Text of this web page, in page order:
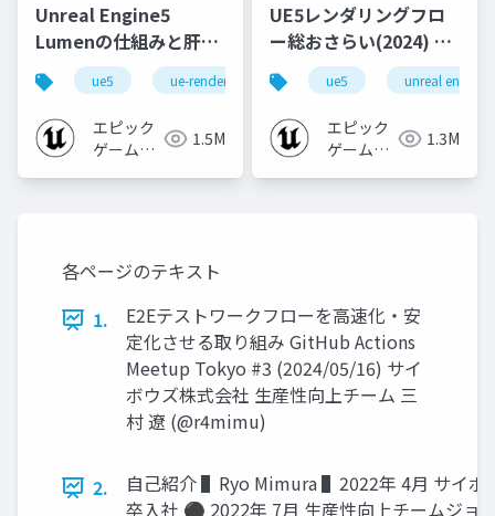
Unreal Engine5
Lumenの仕組みと肝心
なところ
ue5 ue-rendering ue-lumen
エピック
ゲームズ
1.5M
UE5レンダリングフロ
ー総おさらい(2024) 基
礎編！
[CEDEC+KYUSHU
2024]
ue5 unreal engine
エピック
ゲームズ
1.3M
各ページのテキスト
1.
E2Eテストワークフローを高速化・安
定化させる取り組み GitHub Actions
Meetup Tokyo #3 (2024/05/16) サイ
ボウズ株式会社 生産性向上チーム 三
村 遼 (@r4mimu)
2.
自己紹介 ▌Ryo Mimura ▌2022年 4月 サイボ
卒入社 ⚫ 2022年 7月 生産性向上チームジョ